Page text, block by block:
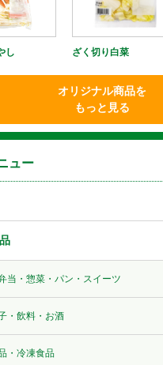
し ざく切り白菜
オリジナル商品を
もっと見る
ュー
当・惣菜・パン・スイーツ
・飲料・お酒
・冷凍食品